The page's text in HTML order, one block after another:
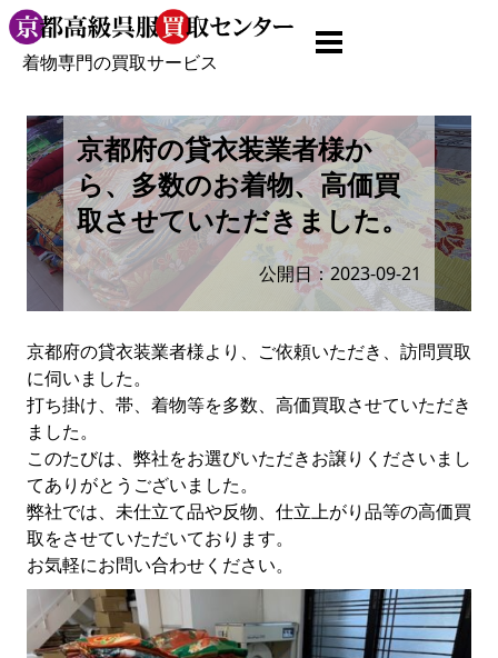
着物専門の買取サービス
京都府の貸衣装業者様か
ら、多数のお着物、高価買
取させていただきました。
公開日：2023-09-21
京都府の貸衣装業者様より、ご依頼いただき、訪問買取
に伺いました。
打ち掛け、帯、着物等を多数、高価買取させていただき
ました。
このたびは、弊社をお選びいただきお譲りくださいまし
てありがとうございました。
弊社では、未仕立て品や反物、仕立上がり品等の高価買
取をさせていただいております。
お気軽にお問い合わせください。